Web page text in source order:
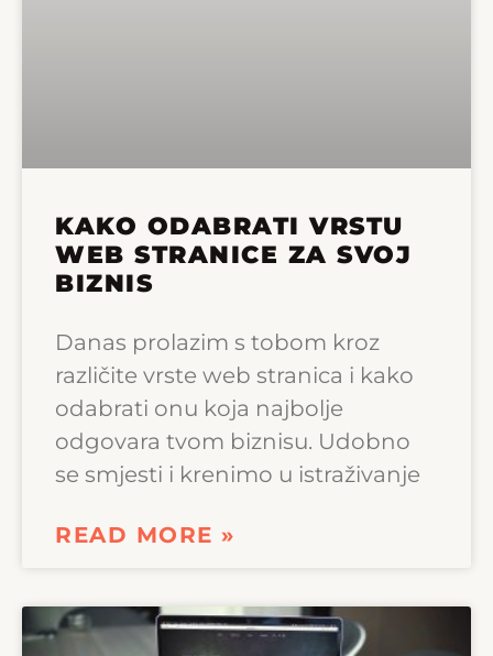
KAKO ODABRATI VRSTU
WEB STRANICE ZA SVOJ
BIZNIS
Danas prolazim s tobom kroz
različite vrste web stranica i kako
odabrati onu koja najbolje
odgovara tvom biznisu. Udobno
se smjesti i krenimo u istraživanje
READ MORE »